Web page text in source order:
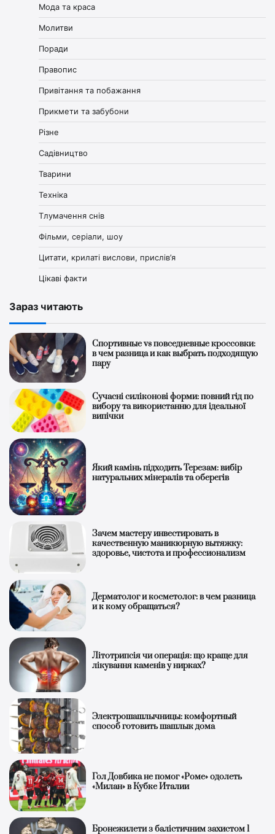
Мода та краса
Молитви
Поради
Правопис
Привітання та побажання
Прикмети та забубони
Різне
Садівництво
Тварини
Техніка
Тлумачення снів
Фільми, серіали, шоу
Цитати, крилаті вислови, прислів’я
Цікаві факти
Зараз читають
Спортивные vs повседневные кроссовки:
в чем разница и как выбрать подходящую
пару
Сучасні силіконові форми: повний гід по
вибору та використанню для ідеальної
випічки
Який камінь підходить Терезам: вибір
натуральних мінералів та оберегів
Зачем мастеру инвестировать в
качественную маникюрную вытяжку:
здоровье, чистота и профессионализм
Дерматолог и косметолог: в чем разница
и к кому обращаться?
Літотрипсія чи операція: що краще для
лікування каменів у нирках?
Электрошашлычницы: комфортный
способ готовить шашлык дома
Гол Довбика не помог «Роме» одолеть
«Милан» в Кубке Италии
Бронежилети з балістичним захистом 1